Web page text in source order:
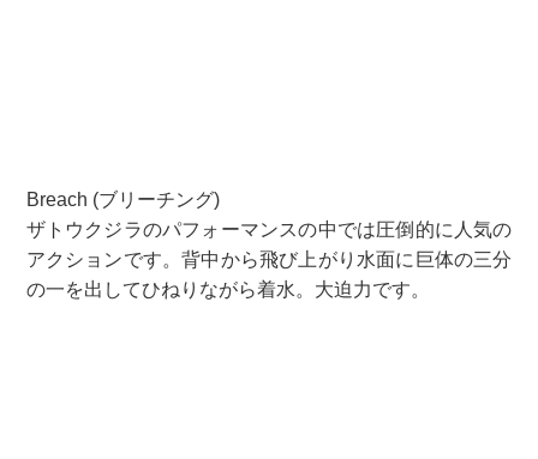
Breach (ブリーチング)
ザトウクジラのパフォーマンスの中では圧倒的に人気の
アクションです。背中から飛び上がり水面に巨体の三分
の一を出してひねりながら着水。大迫力です。